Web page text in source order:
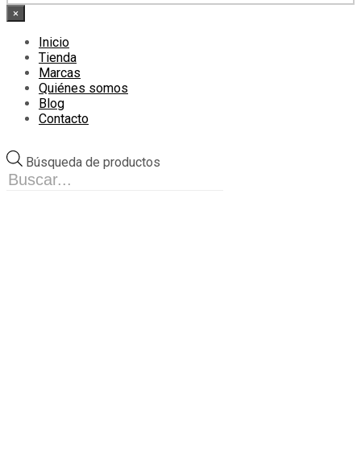
×
Inicio
Tienda
Marcas
Quiénes somos
Blog
Contacto
Búsqueda de productos